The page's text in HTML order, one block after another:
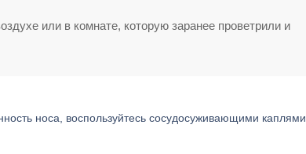
или в комнате, которую заранее проветрили и
носа, воспользуйтесь сосудосуживающими каплями